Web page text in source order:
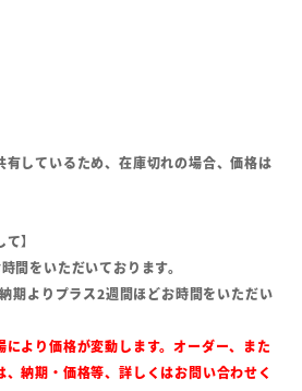
有しているため、在庫切れの場合、価格は
】
間をいただいております。
期よりプラス2週間ほどお時間をいただい
より価格が変動します。オーダー、また
納期・価格等、詳しくはお問い合わせく